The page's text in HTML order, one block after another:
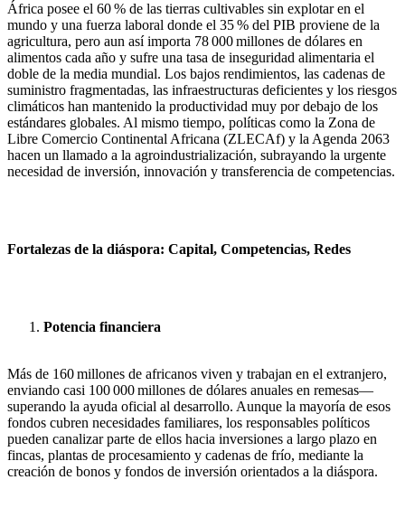
África posee el 60 % de las tierras cultivables sin explotar en el
mundo y una fuerza laboral donde el 35 % del PIB proviene de la
agricultura, pero aun así importa 78 000 millones de dólares en
alimentos cada año y sufre una tasa de inseguridad alimentaria el
doble de la media mundial. Los bajos rendimientos, las cadenas de
suministro fragmentadas, las infraestructuras deficientes y los riesgos
climáticos han mantenido la productividad muy por debajo de los
estándares globales. Al mismo tiempo, políticas como la Zona de
Libre Comercio Continental Africana (ZLECAf) y la Agenda 2063
hacen un llamado a la agroindustrialización, subrayando la urgente
necesidad de inversión, innovación y transferencia de competencias.
Fortalezas de la diáspora: Capital, Competencias, Redes
Potencia financiera
Más de 160 millones de africanos viven y trabajan en el extranjero,
enviando casi 100 000 millones de dólares anuales en remesas—
superando la ayuda oficial al desarrollo. Aunque la mayoría de esos
fondos cubren necesidades familiares, los responsables políticos
pueden canalizar parte de ellos hacia inversiones a largo plazo en
fincas, plantas de procesamiento y cadenas de frío, mediante la
creación de bonos y fondos de inversión orientados a la diáspora.